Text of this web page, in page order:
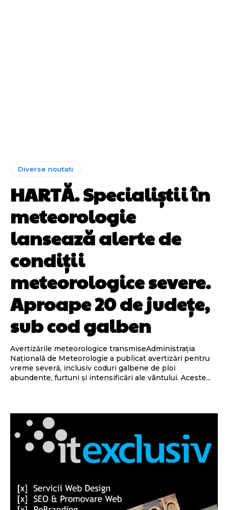
Diverse noutati
HARTĂ. Specialiștii în
meteorologie
lansează alerte de
condiții
meteorologice severe.
Aproape 20 de județe,
sub cod galben
Avertizările meteorologice transmiseAdministrația
Națională de Meteorologie a publicat avertizări pentru
vreme severă, inclusiv coduri galbene de ploi
abundente, furtuni și intensificări ale vântului. Aceste...